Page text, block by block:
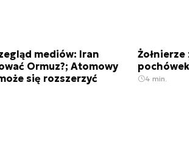
mediów: Iran
Ormuz?; Atomowy
się rozszerzyć
Żołnierze
4 min.